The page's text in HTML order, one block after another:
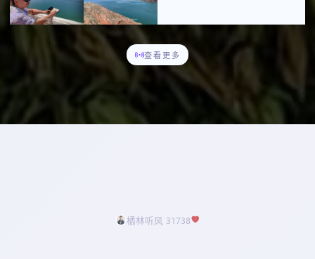
查看更多
橘林听风 31738